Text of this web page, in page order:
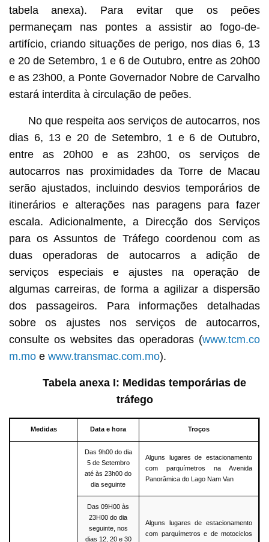
tabela anexa). Para evitar que os peões
permaneçam nas pontes a assistir ao fogo-de-
artifício, criando situações de perigo, nos dias 6, 13
e 20 de Setembro, 1 e 6 de Outubro, entre as 20h00
e as 23h00, a Ponte Governador Nobre de Carvalho
estará interdita à circulação de peões.
No que respeita aos serviços de autocarros, nos
dias 6, 13 e 20 de Setembro, 1 e 6 de Outubro,
entre as 20h00 e as 23h00, os serviços de
autocarros nas proximidades da Torre de Macau
serão ajustados, incluindo desvios temporários de
itinerários e alterações nas paragens para fazer
escala. Adicionalmente, a Direcção dos Serviços
para os Assuntos de Tráfego coordenou com as
duas operadoras de autocarros a adição de
serviços especiais e ajustes na operação de
algumas carreiras, de forma a agilizar a dispersão
dos passageiros. Para informações detalhadas
sobre os ajustes nos serviços de autocarros,
consulte os websites das operadoras (www.tcm.co
m.moe www.transmac.com.mo).
Tabela anexa I: Medidas temporárias de
tráfego
Medidas Data e hora Troços
Das 9h00 do dia
5 de Setembro
até às 23h00 do
dia seguinte
Alguns lugares de estacionamento
com parquímetros na Avenida
Panorâmica do Lago Nam Van
Das 09H00 às
23H00 do dia
seguinte, nos
dias 12, 20 e 30
Alguns lugares de estacionamento
com parquímetros e de motociclos